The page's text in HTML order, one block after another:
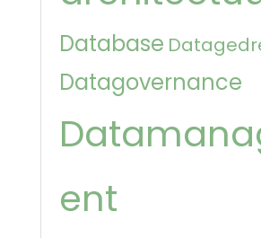
Database
Datagovernance
ent